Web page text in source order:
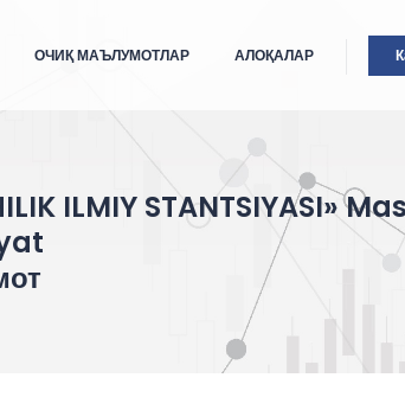
ОЧИҚ МАЪЛУМОТЛАР АЛОҚАЛАР
ILMIY STANTSIYASI»